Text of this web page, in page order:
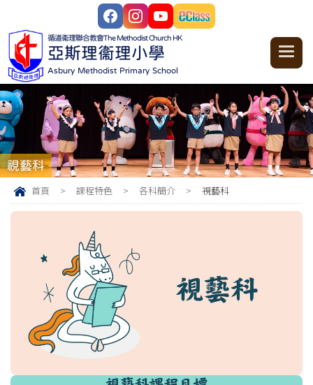
循道衞理聯合教會The Methodist Church HK
亞斯理衞理小學
Asbury Methodist Primary School
視藝科
首頁 > 課程特色 > 各科簡介 > 視藝科